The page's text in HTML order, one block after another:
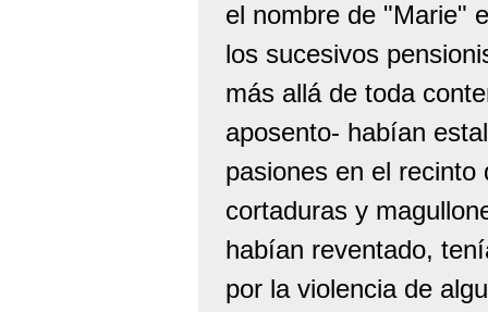
el nombre de "Marie"
los sucesivos
más allá de toda
aposento- habían
pasiones en el recinto
cortaduras y
habían reventado,
por la violencia de